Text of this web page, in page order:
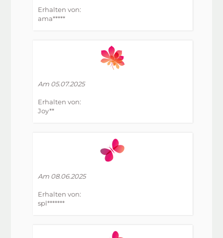
Erhalten von:
ama*****
Am 05.07.2025
Erhalten von:
Joy**
Am 08.06.2025
Erhalten von:
spl*******